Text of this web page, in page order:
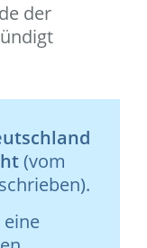
der
(vom
eine